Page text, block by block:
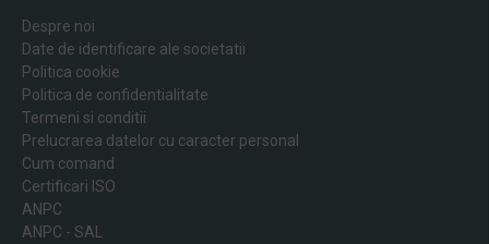
Despre noi
Date de identificare ale societatii
Politica cookie
Politica de confidentialitate
Termeni si conditii
Prelucrarea datelor cu caracter personal
Cum comand
Certificari ISO
ANPC
ANPC - SAL